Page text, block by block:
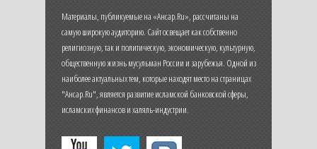
Материалы, публикуемые на «Ансар.Ru», рассчитаны на
самую широкую аудиторию. Сайт освещает как собственно
религиозную, так и политическую, экономическую, культурную,
общественную жизнь мусульман России и зарубежья. Одной из
наиболее актуальных тем, которые находят место на страницах
"Ансар.Ru", является развитие исламской банковской сферы,
исламских финансов и халяль-индустрии.